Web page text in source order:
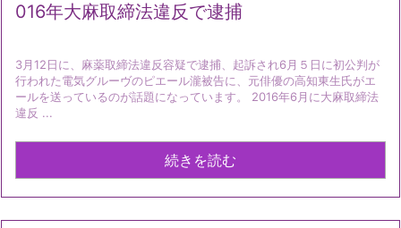
016年大麻取締法違反で逮捕
3月12日に、麻薬取締法違反容疑で逮捕、起訴され6月５日に初公判が
行われた電気グルーヴのピエール瀧被告に、元俳優の高知東生氏がエ
ールを送っているのが話題になっています。 2016年6月に大麻取締法
違反 ...
続きを読む